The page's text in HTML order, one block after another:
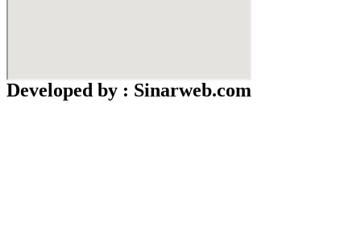
Developed by : Sinarweb.com